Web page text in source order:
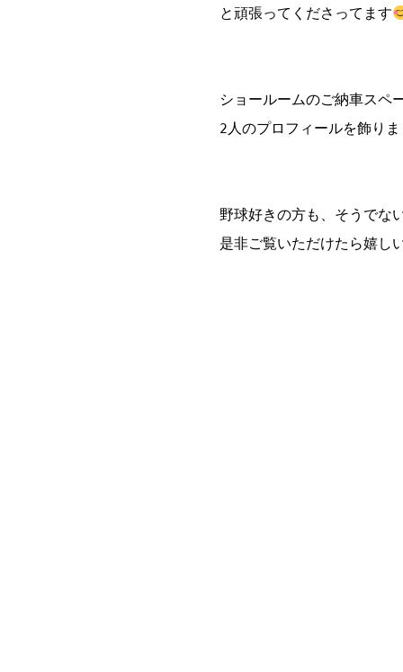
と頑張ってくださってます
ショールームのご納車スペ
2人のプロフィールを飾り
野球好きの方も、そうでな
是非ご覧いただけたら嬉し